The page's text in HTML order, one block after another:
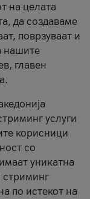
на целата
да создаваме
поврзуваат и
нашите
главен
услуги
корисници
со
уникатна
стриминг
по истекот на